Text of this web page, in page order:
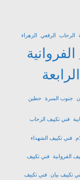
الرحاب الرقعي الزهراء
الفروانية
جنوب السرة حطين
فني تكييف الرحاب
فني تكييف الشهداء
الفروانية فني تكييف
تكييف بيان فني تكييف